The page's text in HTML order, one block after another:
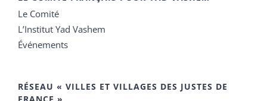
Le Comité
L’Institut Yad Vashem
Événements
RÉSEAU « VILLES ET VILLAGES DES JUSTES DE
FRANCE »